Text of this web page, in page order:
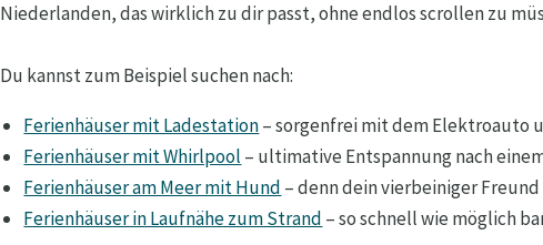
Niederlanden, das wirklich zu dir passt, ohne endlos scrollen zu
Du kannst zum Beispiel suchen nach:
Ferienhäuser mit Ladestation– sorgenfrei mit dem Elektroauto
Ferienhäuser mit Whirlpool – ultimative Entspannung nach
Ferienhäuser am Meer mit Hund – denn dein vierbeiniger
Ferienhäuser in Laufnähe zum Strand – so schnell wie möglich